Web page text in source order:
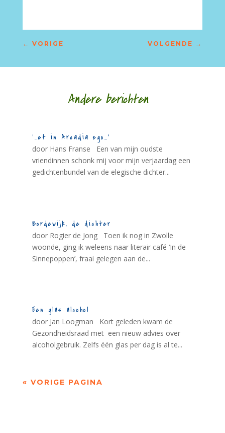
← VORIGE VOLGENDE →
Andere berichten
‘…et in Arcadia ego…’
door Hans Franse Een van mijn oudste
vriendinnen schonk mij voor mijn verjaardag een
gedichtenbundel van de elegische dichter...
Bordewijk, de dichter
door Rogier de Jong Toen ik nog in Zwolle
woonde, ging ik weleens naar literair café ‘In de
Sinnepoppen’, fraai gelegen aan de...
Een glas alcohol
door Jan Loogman Kort geleden kwam de
Gezondheidsraad met een nieuw advies over
alcoholgebruik. Zelfs één glas per dag is al te...
« VORIGE PAGINA